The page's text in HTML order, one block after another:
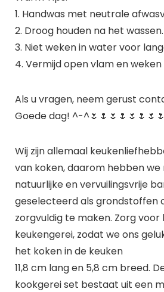
1. Handwas met neutrale
2. Droog houden na het wassen.
3. Niet weken in water voor
4. Vermijd open vlam en
Als u vragen, neem gerust
Goede dag! ^-
Wij zijn allemaal
van koken, daarom hebben we
natuurlijke en vervuilingsvrije
geselecteerd als grondstoffen
zorgvuldig te maken. Zorg
keukengerei, zodat we ons
het koken in de keuken
11,8 cm lang en 5,8 cm breed.
kookgerei set bestaat uit een